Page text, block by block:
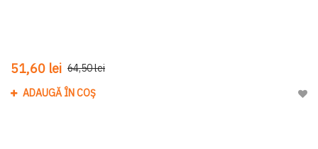
51,60 lei 64,50 lei
ADAUGĂ ÎN COȘ